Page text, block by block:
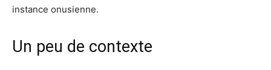
instance onusienne.
Un peu de contexte